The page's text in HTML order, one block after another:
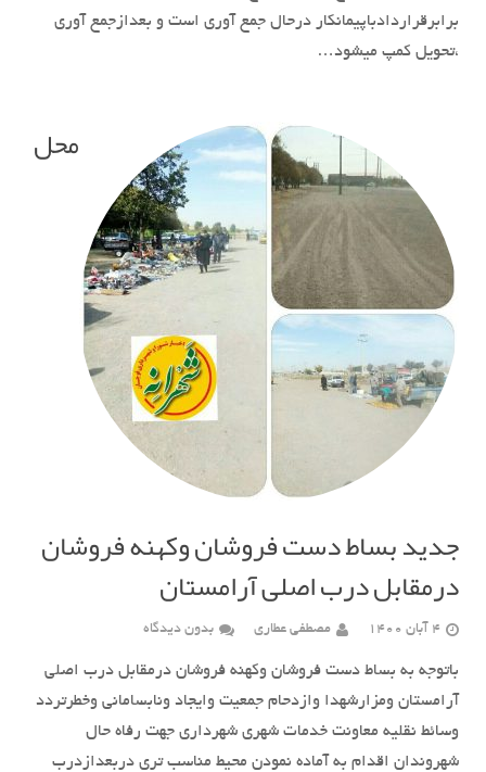
برابرقراردادباپیمانکار درحال جمع آوری است و بعدازجمع آوری
،تحویل کمپ میشود…
محل
جدید بساط دست فروشان وکهنه فروشان
درمقابل درب اصلی آرامستان
4 آبان 1400 مصطفی عطاری بدون دیدگاه
باتوجه به بساط دست فروشان وکهنه فروشان درمقابل درب اصلی
آرامستان ومزارشهدا وازدحام جمعیت وایجاد ونابسامانی وخطرتردد
وسائط نقلیه معاونت خدمات شهری شهرداری جهت رفاه حال
شهروندان اقدام به آماده نمودن محیط مناسب تری دربعدازدرب